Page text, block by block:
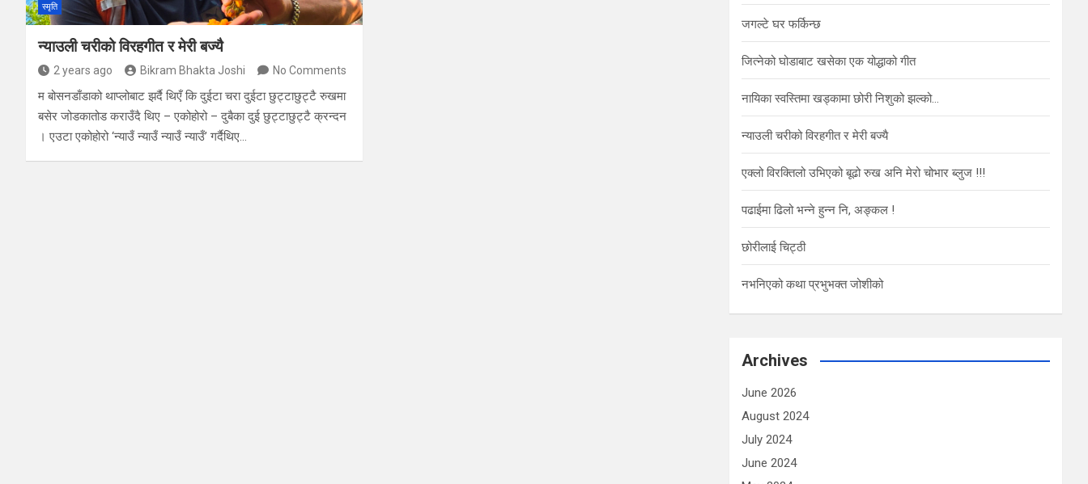
स्मृति
न्याउली चरीको विरहगीत र मेरी बज्यै
2 years ago Bikram Bhakta Joshi No Comments
म बोसनडाँडाको थाप्लोबाट झर्दै थिएँ कि दुईटा चरा दुईटा छुट्टाछुट्टै रुखमा
बसेर जोडकातोड कराउँदै थिए – एकोहोरो – दुबैका दुई छुट्टाछुट्टै क्रन्दन
। एउटा एकोहोरो ‘न्याउँ न्याउँ न्याउँ न्याउँ’ गर्दैथिए…
जगल्टे घर फर्किन्छ
जित्नेको घोडाबाट खसेका एक योद्धाको गीत
नायिका स्वस्तिमा खड्कामा छोरी निशुको झल्को…
न्याउली चरीको विरहगीत र मेरी बज्यै
एक्लो विरक्तिलो उभिएको बूढो रुख अनि मेरो चोभार ब्लुज !!!
पढाईमा ढिलो भन्ने हुन्न नि, अङ्कल !
छोरीलाई चिट्ठी
नभनिएको कथा प्रभुभक्त जोशीको
Archives
June 2026
August 2024
July 2024
June 2024